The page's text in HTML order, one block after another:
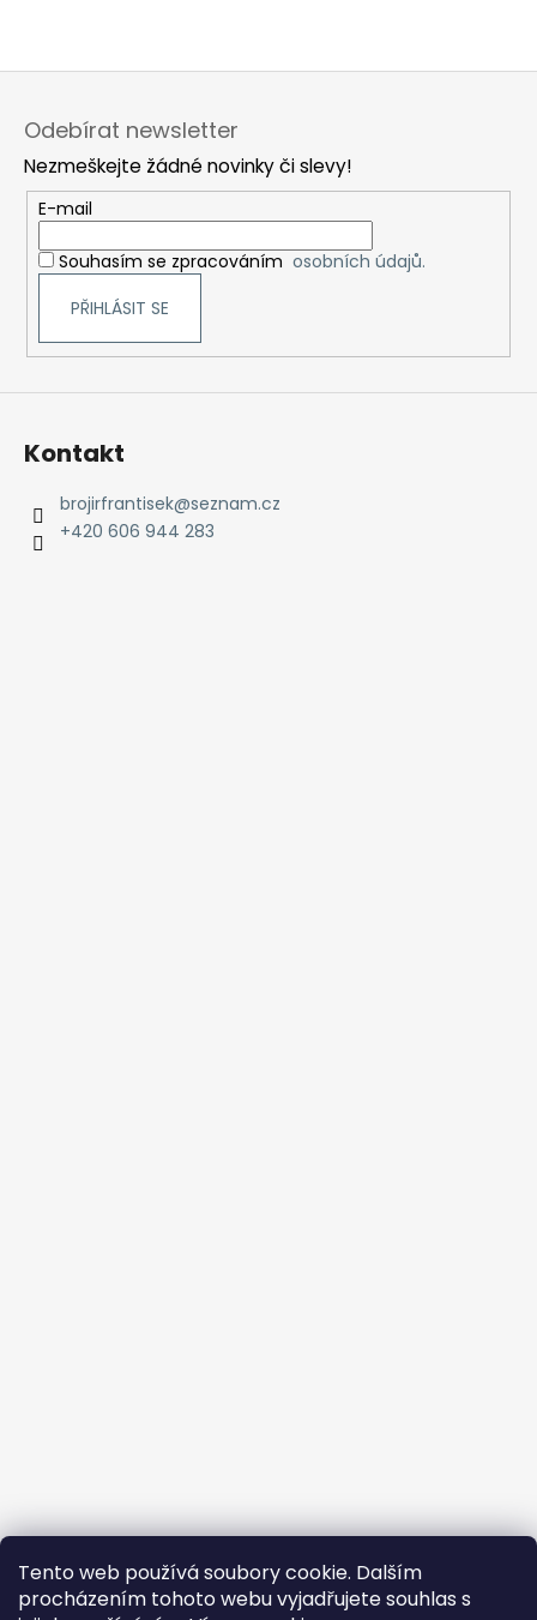
Tento web používá soubory cookie. Dalším
procházením tohoto webu vyjadřujete souhlas s
Odebírat newsletter
Nezmeškejte žádné novinky či slevy!
E-mail
Souhasím se zpracováním osobních údajů.
PŘIHLÁSIT SE
Kontakt
brojirfrantisek@seznam.cz
+420 606 944 283